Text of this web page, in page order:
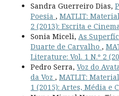
Sandra Guerreiro Dias,
Poesia , MATLIT:
2 (2013): Escrita e
Sonia Miceli, As
Duarte de Carvalho ,
Literature: Vol. 1 N.º 2
Pedro Serra, Voz do
da Voz , MATLIT:
1 (2015): Artes, Média e